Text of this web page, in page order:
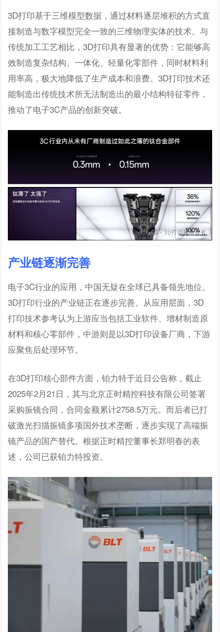
3D打印基于三维模型数据，通过材料逐层堆积的方式直
接制造与数字模型完全一致的三维物理实体的技术。与
传统加工工艺相比，3D打印具有显著的优势：它能够高
效制造复杂结构、一体化、轻量化零部件，同时材料利
用率高，极大地降低了生产成本和浪费。3D打印技术还
能制造出传统技术所无法制造出的最小结构特征零件，
推动了电子3C产品的创新突破。
产业链逐渐完善
电子3C行业的应用，中国无疑在全球已具备领先地位。
3D打印行业的产业链正在逐步完善。从应用层面，3D
打印技术参考认为上游应当包括工业软件、增材制造原
材料和核心零部件，中游则是以3D打印设备厂商，下游
应聚焦后处理环节。
在3D打印核心部件方面，铂力特于近日公告称，截止
2025年2月21日，其与北京正时精控科技有限公司签署
采购振镜合同，合同金额累计2758.5万元。而后者已打
破激光扫描振镜多项国外技术垄断，逐步实现了高端振
镜产品的国产替代。根据正时精控董事长郑明春的表
述，公司已获铂力特投资。